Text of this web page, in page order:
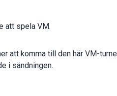
att spela VM.
att komma till den här VM-
i sändningen.